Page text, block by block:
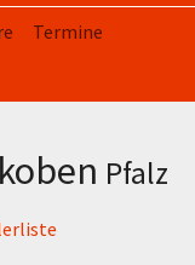
Termine
Pfalz